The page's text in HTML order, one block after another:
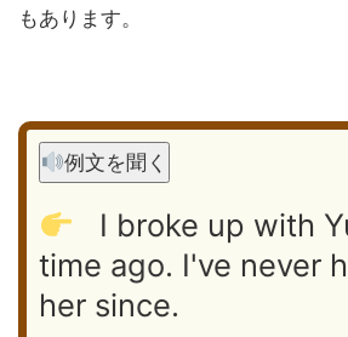
もあります。
例文を聞く
I broke up with
time ago. I've never
her since.